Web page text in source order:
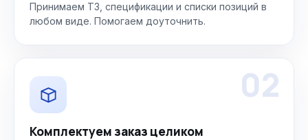
Принимаем ТЗ, спецификации и списки позиций в
любом виде. Помогаем доуточнить.
02
Комплектуем заказ целиком